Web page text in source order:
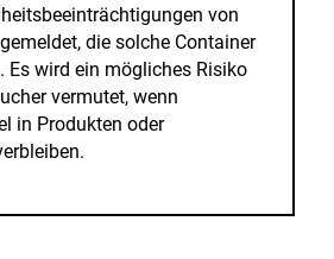
von
die solche Container
Es wird ein mögliches Risiko
vermutet, wenn
in Produkten oder